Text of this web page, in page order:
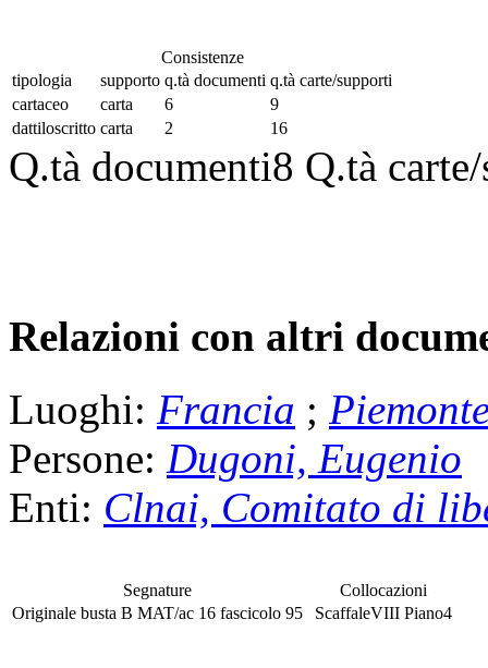
Consistenze
tipologia
supporto q.tà documenti q.tà carte/supporti
cartaceo
carta 6
9
dattiloscritto carta 2 16
Q.tà documenti8 Q.tà
Relazioni con altri
Luoghi: Francia ;
Persone: Dugoni, Eugenio
Enti: Clnai, Comitato di
Segnature
Originale busta B MAT/ac 16 fascicolo 95
Collocazioni
ScaffaleVIII Piano4